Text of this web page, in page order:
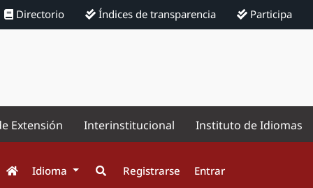
Directorio Índices de transparencia Participa
Extensión Interinstitucional Instituto de Idiomas
Idioma Registrarse Entrar